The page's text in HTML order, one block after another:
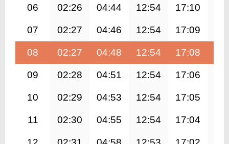
06 02:26 04:44 12:54 17:10
07 02:27 04:46 12:54 17:09
08 02:27 04:48 12:54 17:08
09 02:28 04:51 12:54 17:06
10 02:29 04:53 12:54 17:05
11 02:30 04:55 12:54 17:04